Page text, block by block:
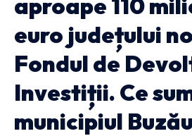
aproape 110
euro județului
Fondul de
Investiții. Ce
municipiul Buzău